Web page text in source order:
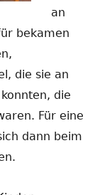
an
bekamen
die sie an
die
Für eine
dann beim